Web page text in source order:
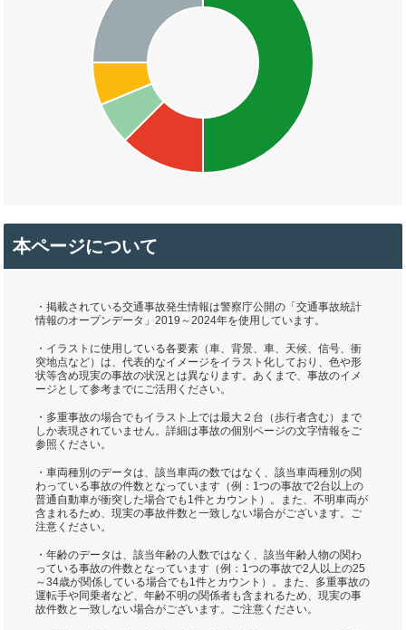
本ページについて
・掲載されている交通事故発生情報は警察庁公開の「交通事故統計
情報のオープンデータ」2019～2024年を使用しています。
・イラストに使用している各要素（車、背景、車、天候、信号、衝
突地点など）は、代表的なイメージをイラスト化しており、色や形
状等含め現実の事故の状況とは異なります。あくまで、事故のイメ
ージとして参考までにご活用ください。
・多重事故の場合でもイラスト上では最大２台（歩行者含む）まで
しか表現されていません。詳細は事故の個別ページの文字情報をご
参照ください。
・車両種別のデータは、該当車両の数ではなく、該当車両種別の関
わっている事故の件数となっています（例：1つの事故で2台以上の
普通自動車が衝突した場合でも1件とカウント）。また、不明車両が
含まれるため、現実の事故件数と一致しない場合がございます。ご
注意ください。
・年齢のデータは、該当年齢の人数ではなく、該当年齢人物の関わ
っている事故の件数となっています（例：1つの事故で2人以上の25
～34歳が関係している場合でも1件とカウント）。また、多重事故の
運転手や同乗者など、年齢不明の関係者も含まれるため、現実の事
故件数と一致しない場合がございます。ご注意ください。